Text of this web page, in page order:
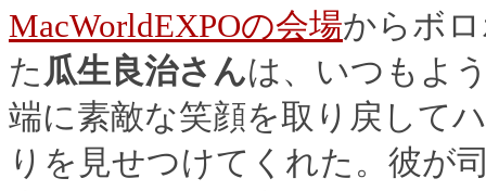
MacWorldEXPOの会場からボ
た 瓜生良治さんは、いつもよ
端に素敵な笑顔を取り戻して
りを見せつけてくれた。彼が